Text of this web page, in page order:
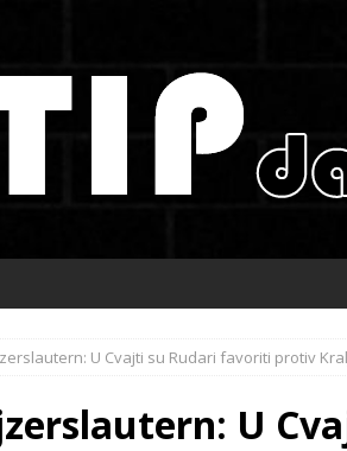
U Cvajti su Rudari favoriti protiv
U